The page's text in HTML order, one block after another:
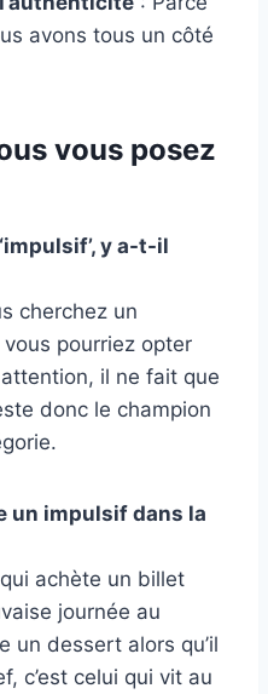
avons tous un côté
vous posez
y a-t-il
cherchez un
pourriez opter
il ne fait que
donc le champion
un impulsif dans la
qui achète un billet
journée au
un dessert alors qu’il
c’est celui qui vit au